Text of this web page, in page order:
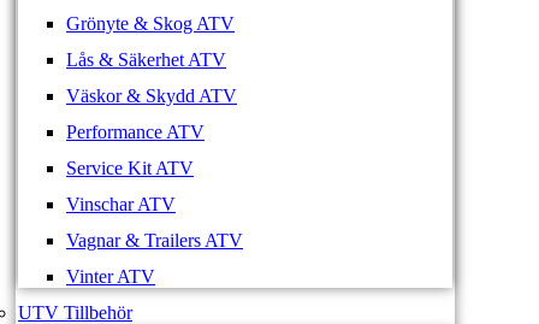
Grönyte & Skog ATV
Lås & Säkerhet ATV
Väskor & Skydd ATV
Performance ATV
Service Kit ATV
Vinschar ATV
Vagnar & Trailers ATV
Vinter ATV
UTV Tillbehör